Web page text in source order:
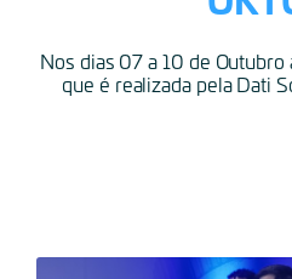
Nos dias 07 a 10 de
que é realizada pela Dati